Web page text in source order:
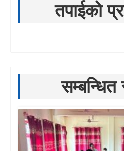
तपाईको
सम्बन्धित